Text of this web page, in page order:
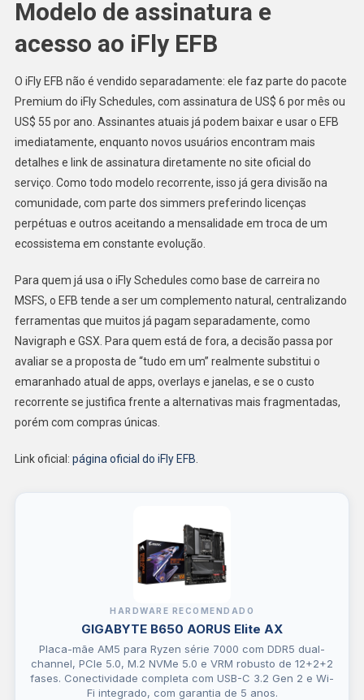
Modelo de assinatura e
acesso ao iFly EFB
O iFly EFB não é vendido separadamente: ele faz parte do pacote
Premium do iFly Schedules, com assinatura de US$ 6 por mês ou
US$ 55 por ano. Assinantes atuais já podem baixar e usar o EFB
imediatamente, enquanto novos usuários encontram mais
detalhes e link de assinatura diretamente no site oficial do
serviço. Como todo modelo recorrente, isso já gera divisão na
comunidade, com parte dos simmers preferindo licenças
perpétuas e outros aceitando a mensalidade em troca de um
ecossistema em constante evolução.
Para quem já usa o iFly Schedules como base de carreira no
MSFS, o EFB tende a ser um complemento natural, centralizando
ferramentas que muitos já pagam separadamente, como
Navigraph e GSX. Para quem está de fora, a decisão passa por
avaliar se a proposta de “tudo em um” realmente substitui o
emaranhado atual de apps, overlays e janelas, e se o custo
recorrente se justifica frente a alternativas mais fragmentadas,
porém com compras únicas.
Link oficial: página oficial do iFly EFB
HARDWARE RECOMENDADO
GIGABYTE B650 AORUS Elite AX
Placa-mãe AM5 para Ryzen série 7000 com DDR5 dual-
channel, PCIe 5.0, M.2 NVMe 5.0 e VRM robusto de 12+2+2
fases. Conectividade completa com USB-C 3.2 Gen 2 e Wi-
Fi integrado, com garantia de 5 anos.